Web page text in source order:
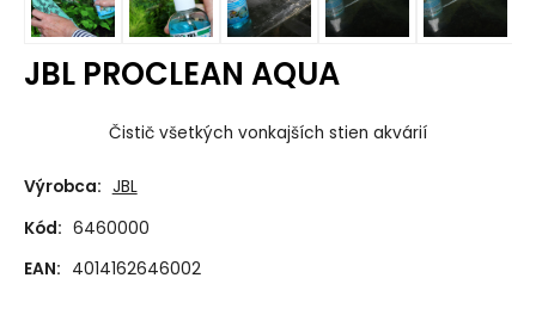
JBL PROCLEAN AQUA
Čistič všetkých vonkajších stien akvárií
Výrobca: JBL
Kód: 6460000
EAN: 4014162646002